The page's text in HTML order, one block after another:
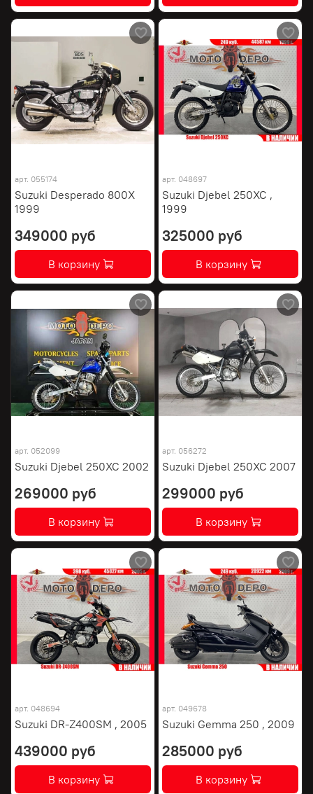
арт. 055174
Suzuki Desperado 800X
1999
349000 руб
В корзину
арт. 048697
Suzuki Djebel 250XC ,
1999
325000 руб
В корзину
арт. 052099
Suzuki Djebel 250XC 2002
269000 руб
В корзину
арт. 056272
Suzuki Djebel 250XC 2007
299000 руб
В корзину
арт. 048694
Suzuki DR-Z400SM , 2005
439000 руб
В корзину
арт. 049678
Suzuki Gemma 250 , 2009
285000 руб
В корзину